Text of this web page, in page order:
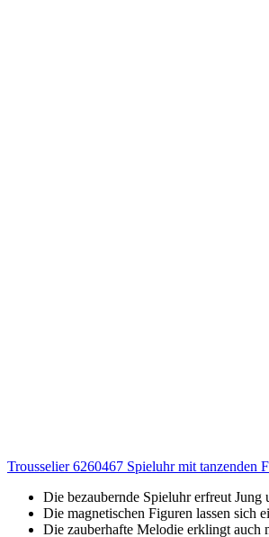
Trousselier 6260467 Spieluhr mit tanzenden
Die bezaubernde Spieluhr erfreut
Die magnetischen Figuren lassen sich
Die zauberhafte Melodie erklingt auch